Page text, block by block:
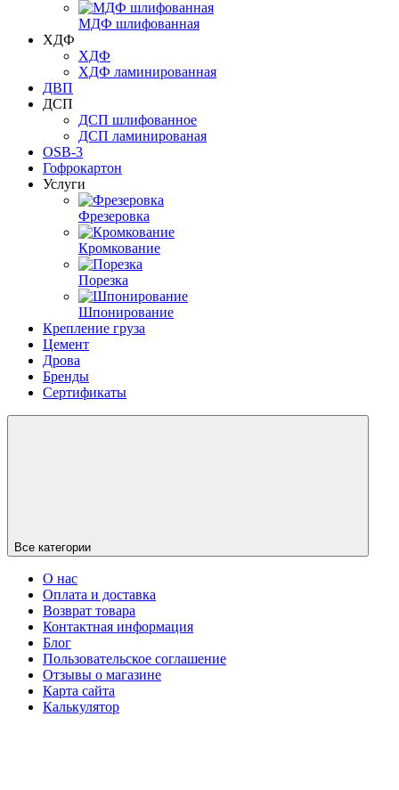
МДФ шлифованная
ХДФ
ХДФ
ХДФ ламинированная
ДВП
ДСП
ДСП шлифованное
ДСП ламинированая
OSB-3
Гофрокартон
Услуги
Фрезеровка
Кромкование
Порезка
Шпонирование
Крепление груза
Цемент
Дрова
Бренды
Сертификаты
Все категории
О нас
Оплата и доставка
Возврат товара
Контактная информация
Блог
Пользовательское соглашение
Отзывы о магазине
Карта сайта
Калькулятор